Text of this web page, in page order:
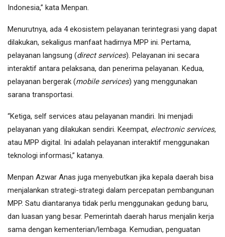
Indonesia,” kata Menpan.
Menurutnya, ada 4 ekosistem pelayanan terintegrasi yang dapat
dilakukan, sekaligus manfaat hadirnya MPP ini. Pertama,
pelayanan langsung (direct services). Pelayanan ini secara
interaktif antara pelaksana, dan penerima pelayanan. Kedua,
pelayanan bergerak (mobile services) yang menggunakan
sarana transportasi.
“Ketiga, self services atau pelayanan mandiri. Ini menjadi
pelayanan yang dilakukan sendiri. Keempat, electronic services,
atau MPP digital. Ini adalah pelayanan interaktif menggunakan
teknologi informasi,” katanya.
Menpan Azwar Anas juga menyebutkan jika kepala daerah bisa
menjalankan strategi-strategi dalam percepatan pembangunan
MPP. Satu diantaranya tidak perlu menggunakan gedung baru,
dan luasan yang besar. Pemerintah daerah harus menjalin kerja
sama dengan kementerian/lembaga. Kemudian, penguatan